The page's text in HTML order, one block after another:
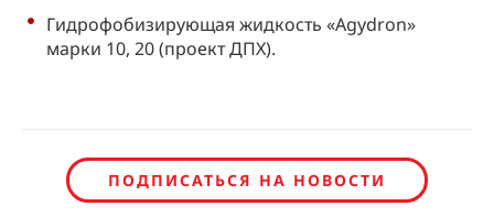
Гидрофобизирующая жидкость «Agydron»
марки 10, 20 (проект ДПХ).
ПОДПИСАТЬСЯ НА НОВОСТИ